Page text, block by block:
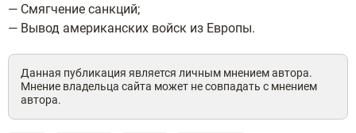
— Смягчение санкций;
— Вывод американских войск из Европы.
Данная публикация является личным мнением автора.
Мнение владельца сайта может не совпадать с мнением
автора.